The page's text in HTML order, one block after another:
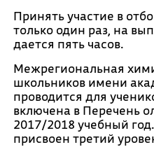
Принять участие в
только один раз, на
дается пять часов.
Межрегиональная
школьников имени
проводится для
включена в Перечень
2017/2018 учебный
присвоен третий